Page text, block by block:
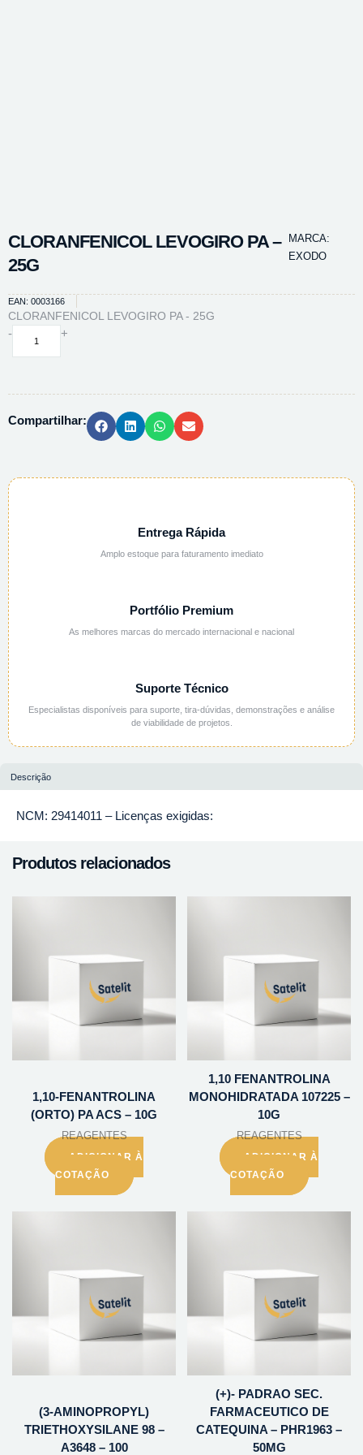
CLORANFENICOL LEVOGIRO PA –
25G
MARCA:
EXODO
EAN: 0003166
CLORANFENICOL LEVOGIRO PA - 25G
-
CLORANFENICOL
quantidade
+
Compartilhar:
Entrega Rápida
Amplo estoque para faturamento imediato
Portfólio Premium
As melhores marcas do mercado internacional e nacional
Suporte Técnico
Especialistas disponíveis para suporte, tira-dúvidas, demonstrações e análise
de viabilidade de projetos.
Descrição
NCM: 29414011 – Licenças exigidas:
Produtos relacionados
1,10-FENANTROLINA
(ORTO) PA ACS – 10G
REAGENTES
ADICIONAR À
COTAÇÃO
1,10 FENANTROLINA
MONOHIDRATADA 107225 –
10G
REAGENTES
ADICIONAR À
COTAÇÃO
(3-AMINOPROPYL)
TRIETHOXYSILANE 98 –
A3648 – 100
(+)- PADRAO SEC.
FARMACEUTICO DE
CATEQUINA – PHR1963 –
50MG